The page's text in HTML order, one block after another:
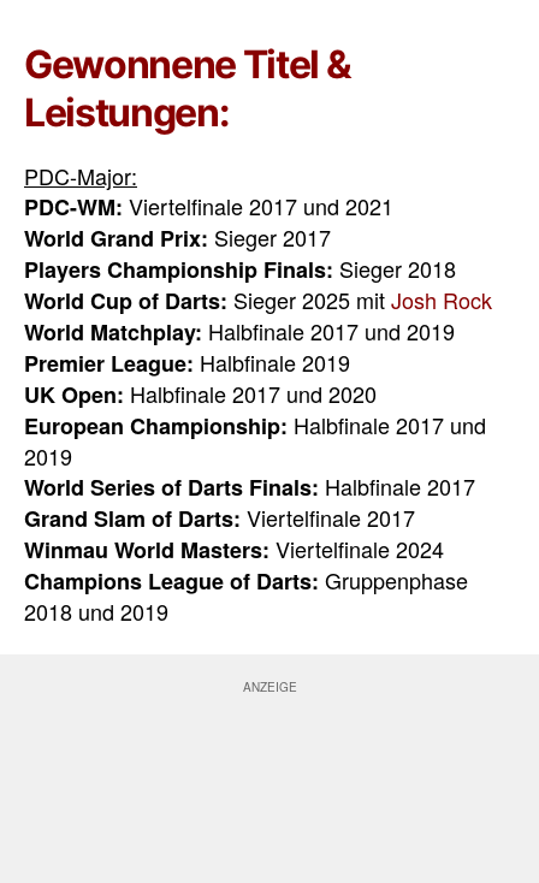
Gewonnene Titel &
Leistungen:
PDC-Major:
PDC-WM: Viertelfinale 2017 und 2021
World Grand Prix: Sieger 2017
Players Championship Finals: Sieger 2018
World Cup of Darts: Sieger 2025 mitJosh Rock
World Matchplay: Halbfinale 2017 und 2019
Premier League: Halbfinale 2019
UK Open: Halbfinale 2017 und 2020
European Championship: Halbfinale 2017 und
2019
World Series of Darts Finals: Halbfinale 2017
Grand Slam of Darts: Viertelfinale 2017
Winmau World Masters: Viertelfinale 2024
Champions League of Darts: Gruppenphase
2018 und 2019